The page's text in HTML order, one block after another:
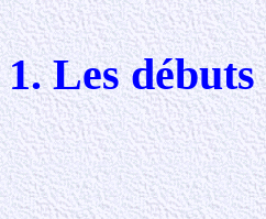
1. Les